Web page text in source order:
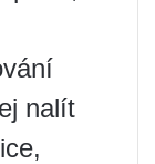
nalít